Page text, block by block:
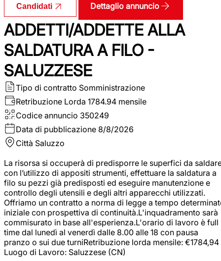
Candidati Dettaglio annuncio
ADDETTI/ADDETTE ALLA
SALDATURA A FILO -
SALUZZESE
Tipo di contratto Somministrazione
Retribuzione Lorda 1784.94 mensile
Codice annuncio 350249
Data di pubblicazione 8/8/2026
Città Saluzzo
La risorsa si occuperà di predisporre le superfici da
con l’utilizzo di appositi strumenti, effettuare la saldatura a
filo su pezzi già predisposti ed eseguire manutenzione e
controllo degli utensili e degli altri apparecchi utilizzati.
Offriamo un contratto a norma di legge a tempo
iniziale con prospettiva di continuità.L'inquadramento sarà
commisurato in base all'esperienza.L'orario di lavoro è full
time dal lunedì al venerdì dalle 8.00 alle 18 con pausa
pranzo o sui due turniRetribuzione lorda mensile: €1784,94
Luogo di Lavoro: Saluzzese (CN)